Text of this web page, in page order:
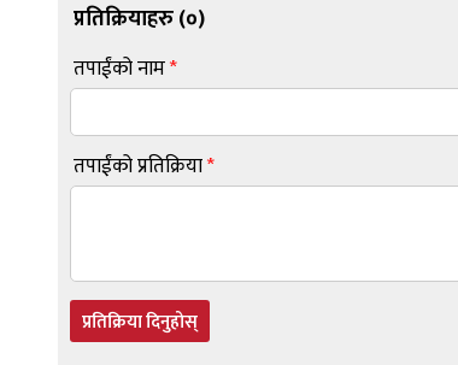
प्रतिक्रियाहरु (०)
तपाईंको नाम*
तपाईंको प्रतिक्रिया*
प्रतिक्रिया दिनुहोस्